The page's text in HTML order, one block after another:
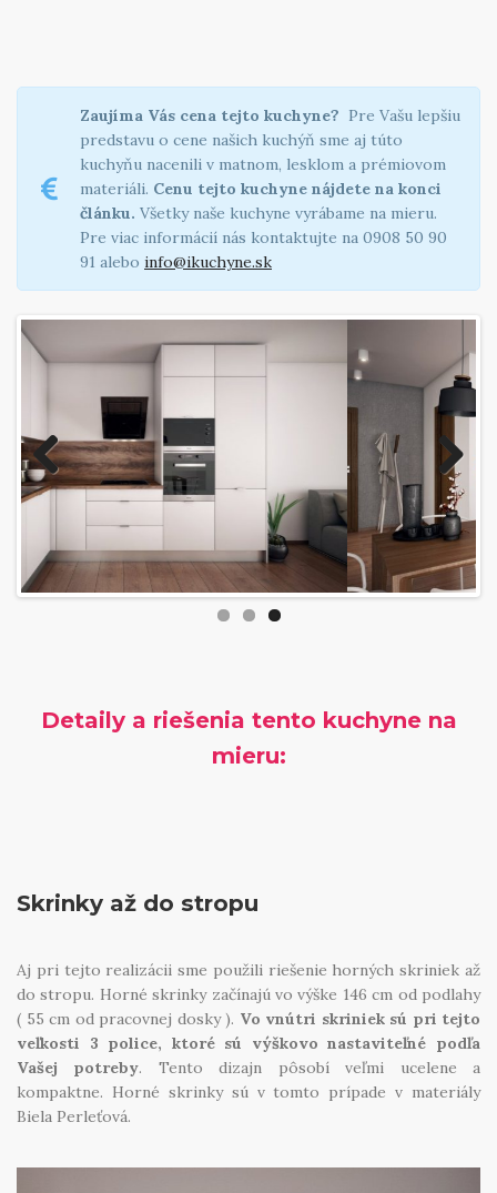
Zaujíma Vás cena tejto kuchyne? Pre Vašu lepšiu
predstavu o cene našich kuchýň sme aj túto
kuchyňu nacenili v matnom, lesklom a prémiovom
materiáli. Cenu tejto kuchyne nájdete na konci
článku. Všetky naše kuchyne vyrábame na mieru.
Pre viac informácií nás kontaktujte na 0908 50 90
91 alebo info@ikuchyne.sk
Previous Next
Detaily a riešenia tento kuchyne na
mieru:
Skrinky až do stropu
Aj pri tejto realizácii sme použili riešenie horných skriniek až
do stropu. Horné skrinky začínajú vo výške 146 cm od podlahy
( 55 cm od pracovnej dosky ). Vo vnútri skriniek sú pri tejto
veľkosti 3 police, ktoré sú výškovo nastaviteľné podľa
Vašej potreby. Tento dizajn pôsobí veľmi ucelene a
kompaktne. Horné skrinky sú v tomto prípade v materiály
Biela Perleťová.